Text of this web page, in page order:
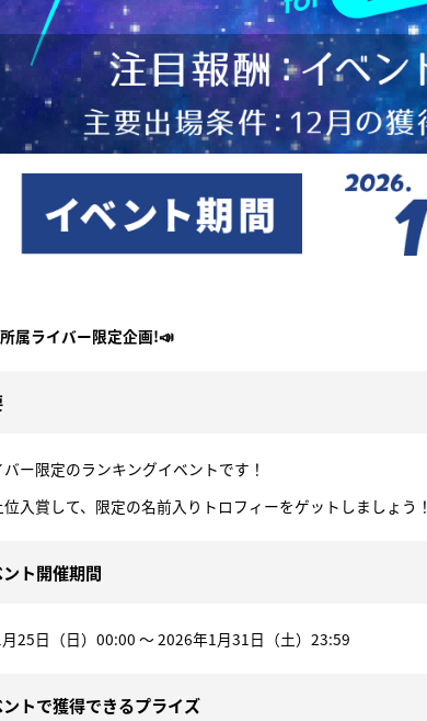
属ライバー限定企画!📣
ー限定のランキングイベントです！
入賞して、限定の名前入りトロフィーをゲットしましょう！
ト開催期間
25日（日）00:00 ～ 2026年1月31日（土）23:59
トで獲得できるプライズ